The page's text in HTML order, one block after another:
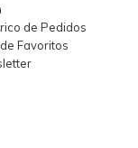
de Pedidos
Favoritos